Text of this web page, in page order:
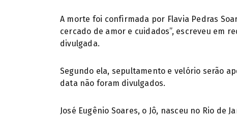
A morte foi confirmada por Flavia Pedras
cercado de amor e cuidados”, escreveu em
divulgada.
Segundo ela, sepultamento e velório serão
data não foram divulgados.
José Eugênio Soares, o Jô, nasceu no Rio de